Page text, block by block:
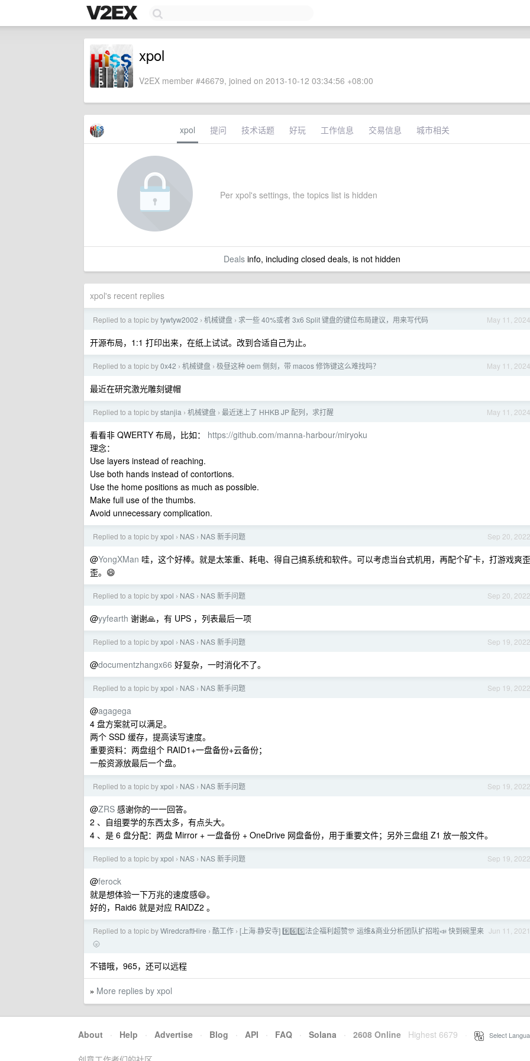
xpol
V2EX member #46679, joined on 2013-10-12 03:34:56 +08:00
xpol 提问 技术话题 好玩 工作信息 交易信息 城市相关
Per xpol's settings, the topics list is hidden
Dealsinfo, including closed deals, is not hidden
xpol's recent replies
May 11, 2024
Replied to a topic bytywtyw2002 › 机械键盘 › 求一些 40%或者 3x6 Split 键盘的键位布局建议，用来写代码
开源布局，1:1 打印出来，在纸上试试。改到合适自己为止。
May 11, 2024
Replied to a topic by0x42 › 机械键盘 › 极昼这种 oem 侧刻，带 macos 修饰键这么难找吗？
最近在研究激光雕刻键帽
May 11, 2024
Replied to a topic bystanjia › 机械键盘 › 最近迷上了 HHKB JP 配列，求打醒
看看非 QWERTY 布局，比如： https://github.com/manna-harbour/miryoku
理念：
Use layers instead of reaching.
Use both hands instead of contortions.
Use the home positions as much as possible.
Make full use of the thumbs.
Avoid unnecessary complication.
Sep 20, 2022
Replied to a topic byxpol › NAS › NAS 新手问题
@YongXMan 哇，这个好棒。就是太笨重、耗电、得自己搞系统和软件。可以考虑当台式机用，再配个矿卡，打游戏爽歪
歪。😄
Sep 20, 2022
Replied to a topic byxpol › NAS › NAS 新手问题
@yyfearth 谢谢🙏，有 UPS ，列表最后一项
Sep 19, 2022
Replied to a topic byxpol › NAS › NAS 新手问题
@documentzhangx66 好复杂，一时消化不了。
Sep 19, 2022
Replied to a topic byxpol › NAS › NAS 新手问题
@agagega
4 盘方案就可以满足。
两个 SSD 缓存，提高读写速度。
重要资料：两盘组个 RAID1+一盘备份+云备份；
一般资源放最后一个盘。
Sep 19, 2022
Replied to a topic byxpol › NAS › NAS 新手问题
@ZRS 感谢你的一一回答。
2 、自组要学的东西太多，有点头大。
4 、是 6 盘分配：两盘 Mirror + 一盘备份 + OneDrive 网盘备份，用于重要文件；另外三盘组 Z1 放一般文件。
Sep 19, 2022
Replied to a topic byxpol › NAS › NAS 新手问题
@ferock
就是想体验一下万兆的速度感😄。
好的，Raid6 就是对应 RAIDZ2 。
Jun 11, 2021
Replied to a topic byWiredcraftHire › 酷工作 › [上海·静安寺] 9️⃣6️⃣5️⃣法企福利超赞🎊 运维&商业分析团队扩招啦📣 快到碗里来
🌝
不错哦，965，还可以远程
» More replies by xpol
About · Help · Advertise · Blog · API · FAQ · Solana · 2608 Online Highest 6679 Select